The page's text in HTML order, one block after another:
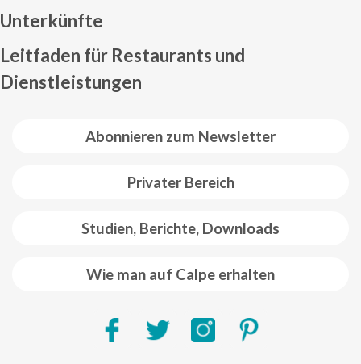
Abonnieren zum Newsletter
Privater Bereich
Studien, Berichte, Downloads
Wie man auf Calpe erhalten
Unterkünfte
Leitfaden für Restaurants und
Dienstleistungen